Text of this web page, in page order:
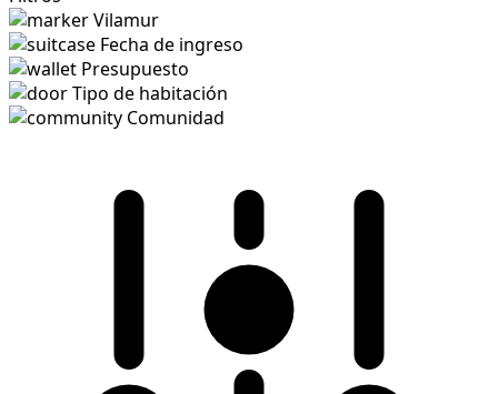
Vilamur
Fecha de ingreso
Presupuesto
Tipo de habitación
Comunidad